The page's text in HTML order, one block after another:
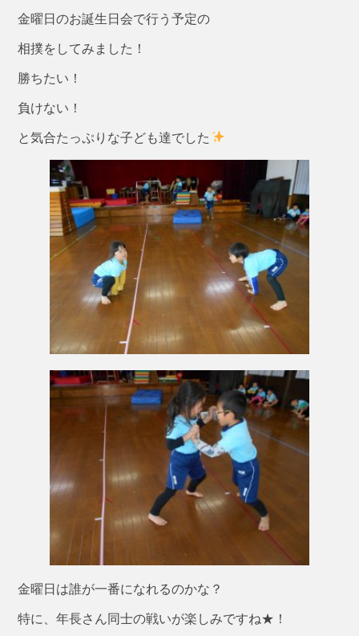
金曜日のお誕生日会で行う予定の
相撲をしてみました！
勝ちたい！
負けない！
と気合たっぷりな子ども達でした
金曜日は誰が一番になれるのかな？
特に、年長さん同士の戦いが楽しみですね★！